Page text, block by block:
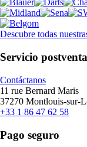
Descubre todas
Servicio
Contáctanos
11 rue Bernard Maris
37270 Montlouis-sur-
+33 1 86 47 62 58
Pago seguro